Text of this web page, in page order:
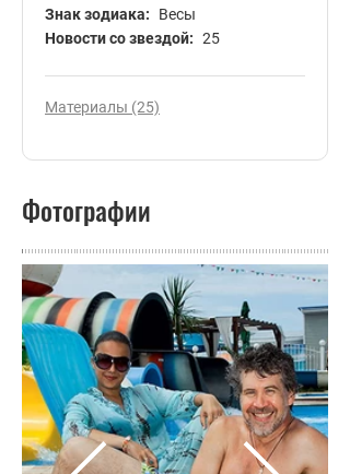
Знак зодиака:
Весы
Новости со звездой: 25
Материалы (25)
Фотографии